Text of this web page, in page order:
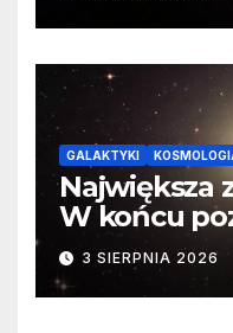
GALAKTYKI
Największa
W końcu
faktyczne
3 SIERPNIA 2026